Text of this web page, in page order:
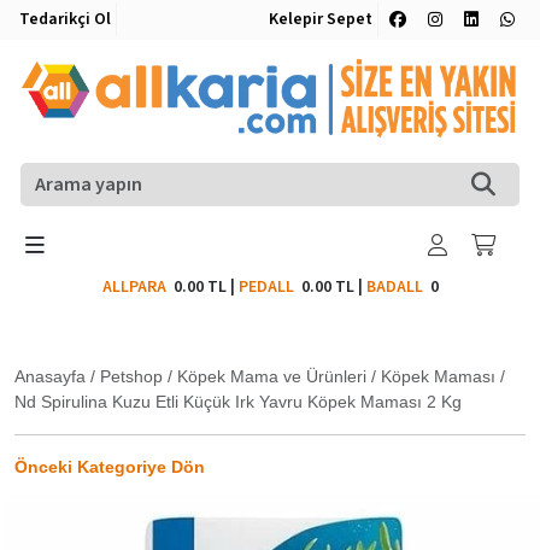
Tedarikçi Ol Kelepir Sepet
ALLPARA 0.00 TL| PEDALL 0.00 TL| BADALL0
Anasayfa / Petshop / Köpek Mama ve Ürünleri / Köpek Maması /
Nd Spirulina Kuzu Etli Küçük Irk Yavru Köpek Maması 2 Kg
Önceki Kategoriye Dön